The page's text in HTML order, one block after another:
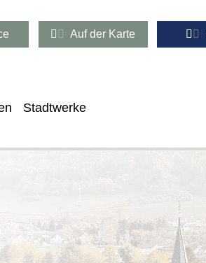
Auf der Karte
Stadtwerke